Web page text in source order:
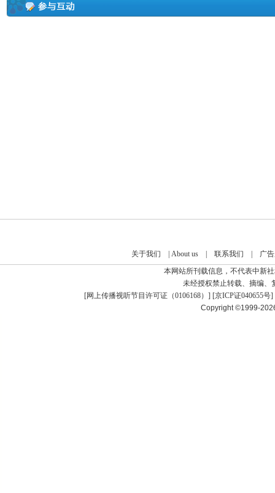
关于我们 About us| 联系我们
广
本网站所刊载信息，不代表中新
未经授权禁止转载、摘编、
[网上传播视听节目许可证（0106168） ] [京ICP证040655号]
Copyright ©1999-